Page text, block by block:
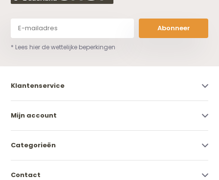
Abonneer
* Lees hier de wettelijke beperkingen
Klantenservice
Mijn account
Categorieën
Contact